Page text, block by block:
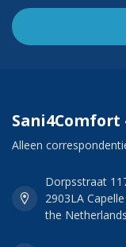
Alleen
Dorpsstraat
2903LA
the Netherlands